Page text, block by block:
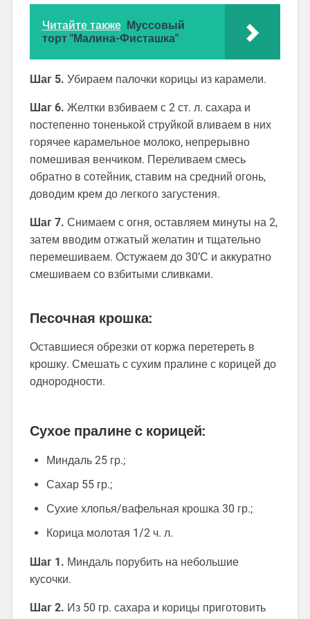
Читайте также Муссовый
торт "Малина-Фисташка"
Шаг 5. Убираем палочки корицы из карамели.
Шаг 6. Желтки взбиваем с 2 ст. л. сахара и
постепенно тоненькой струйкой вливаем в них
горячее карамельное молоко, непрерывно
помешивая венчиком. Переливаем смесь
обратно в сотейник, ставим на средний огонь,
доводим крем до легкого загустения.
Шаг 7. Снимаем с огня, оставляем минуты на 2,
затем вводим отжатый желатин и тщательно
перемешиваем. Остужаем до 30’С и аккуратно
смешиваем со взбитыми сливками.
Песочная крошка:
Оставшиеся обрезки от коржа перетереть в
крошку. Смешать с сухим пралине с корицей до
однородности.
Сухое пралине с корицей:
Миндаль 25 гр.;
Сахар 55 гр.;
Сухие хлопья/вафельная крошка 30 гр.;
Корица молотая 1/2 ч. л.
Шаг 1. Миндаль порубить на небольшие
кусочки.
Шаг 2. Из 50 гр. сахара и корицы приготовить